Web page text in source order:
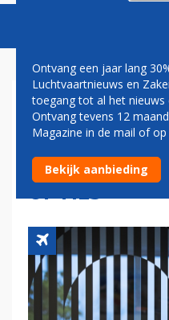
KLM-
SCHIPHOL
SCHRAPPEN:
OPTIES'
Ontvang een jaar lang
Luchtvaartnieuws en
toegang tot al het nieuws
Ontvang tevens 12
Magazine in de mail of
Bekijk aanbieding